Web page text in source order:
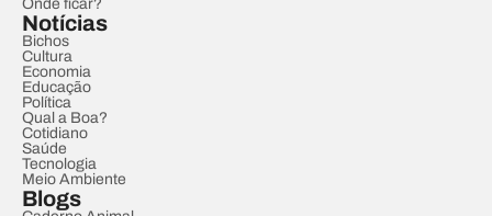
Onde ficar?
Notícias
Bichos
Cultura
Economia
Educação
Política
Qual a Boa?
Cotidiano
Saúde
Tecnologia
Meio Ambiente
Blogs